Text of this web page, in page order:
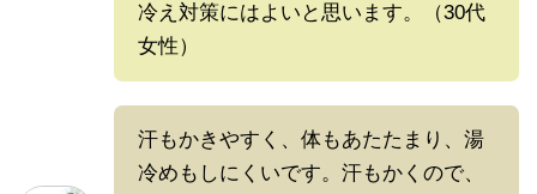
冷え対策にはよいと思います。（30代
女性）
汗もかきやすく、体もあたたまり、湯
冷めもしにくいです。汗もかくので、